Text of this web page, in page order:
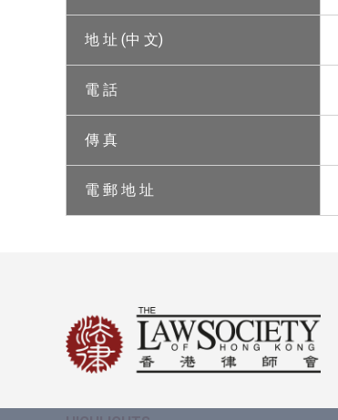
地 址 (中 文)
電 話
傳 真
電 郵 地 址